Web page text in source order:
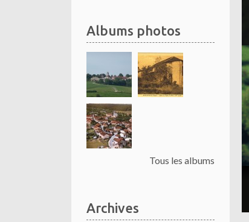
Albums photos
Tous les albums
Archives